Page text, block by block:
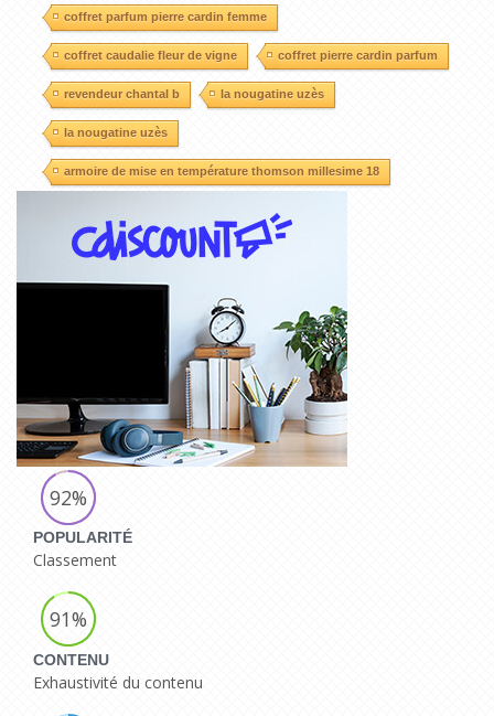
coffret parfum pierre cardin femme
coffret caudalie fleur de vigne coffret pierre cardin parfum
revendeur chantal b la nougatine uzès
la nougatine uzès
armoire de mise en température thomson millesime 18
92%
POPULARITÉ
Classement
91%
CONTENU
Exhaustivité du contenu